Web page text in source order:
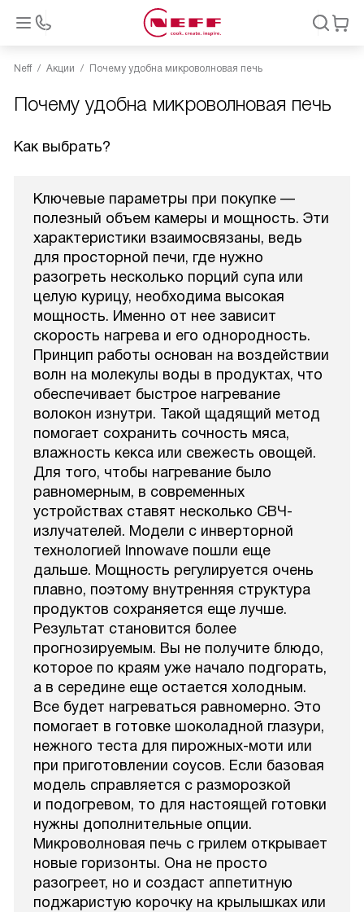
Neff Акции Почему удобна микроволновая печь
Почему удобна микроволновая печь
Как выбрать?
Ключевые параметры при покупке —
полезный объем камеры и мощность. Эти
характеристики взаимосвязаны, ведь
для просторной печи, где нужно
разогреть несколько порций супа или
целую курицу, необходима высокая
мощность. Именно от нее зависит
скорость нагрева и его однородность.
Принцип работы основан на воздействии
волн на молекулы воды в продуктах, что
обеспечивает быстрое нагревание
волокон изнутри. Такой щадящий метод
помогает сохранить сочность мяса,
влажность кекса или свежесть овощей.
Для того, чтобы нагревание было
равномерным, в современных
устройствах ставят несколько СВЧ-
излучателей. Модели с инверторной
технологией Innowave пошли еще
дальше. Мощность регулируется очень
плавно, поэтому внутренняя структура
продуктов сохраняется еще лучше.
Результат становится более
прогнозируемым. Вы не получите блюдо,
которое по краям уже начало подгорать,
а в середине еще остается холодным.
Все будет нагреваться равномерно. Это
помогает в готовке шоколадной глазури,
нежного теста для пирожных-моти или
при приготовлении соусов. Если базовая
модель справляется с разморозкой
и подогревом, то для настоящей готовки
нужны дополнительные опции.
Микроволновая печь с грилем открывает
новые горизонты. Она не просто
разогреет, но и создаст аппетитную
поджаристую корочку на крылышках или